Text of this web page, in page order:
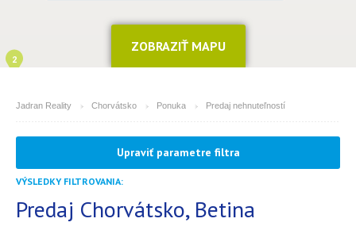
2
ZOBRAZIŤ MAPU
Jadran Reality Chorvátsko Ponuka Predaj nehnuteľností
MESTO
(môžete vybrať viacej položiek)
Apartmán
Upraviť parametre filtra
VÝSLEDKY FILTROVANIA:
Predaj Chorvátsko, Betina